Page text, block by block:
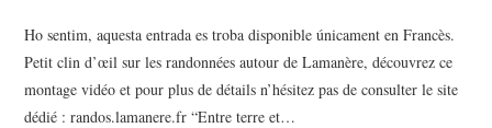
Ho sentim, aquesta entrada es troba disponible únicament en Francès.
Petit clin d’œil sur les randonnées autour de Lamanère, découvrez ce
montage vidéo et pour plus de détails n’hésitez pas de consulter le site
dédié : randos.lamanere.fr “Entre terre et…